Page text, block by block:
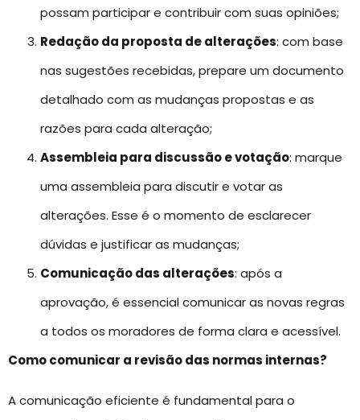
possam participar e contribuir com suas opiniões;
Redação da proposta de alterações: com base
nas sugestões recebidas, prepare um documento
detalhado com as mudanças propostas e as
razões para cada alteração;
Assembleia para discussão e votação: marque
uma assembleia para discutir e votar as
alterações. Esse é o momento de esclarecer
dúvidas e justificar as mudanças;
Comunicação das alterações: após a
aprovação, é essencial comunicar as novas regras
a todos os moradores de forma clara e acessível.
Como comunicar a revisão das normas internas?
A comunicação eficiente é fundamental para o